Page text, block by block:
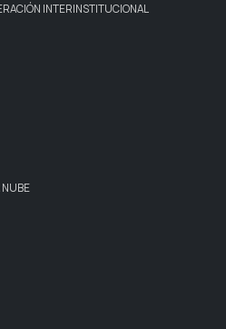
INTERINSTITUCIONAL
NUBE